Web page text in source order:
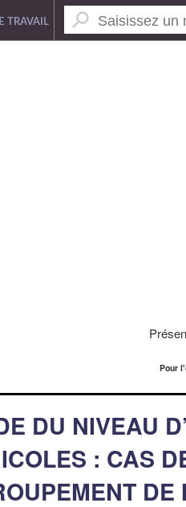
travail
Pour
DU NIVEAU
: CAS
DE